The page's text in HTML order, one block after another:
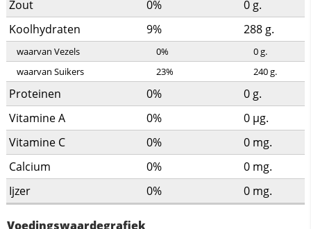
Zout
0% 0 g.
Koolhydraten
9% 288 g.
waarvan Vezels 0% 0g.
waarvan Suikers
23% 240g.
Proteinen 0% 0 g.
Vitamine A
0% 0 µg.
Vitamine C
0% 0 mg.
Calcium
0% 0 mg.
Ijzer
0% 0 mg.
Voedingswaardegrafiek